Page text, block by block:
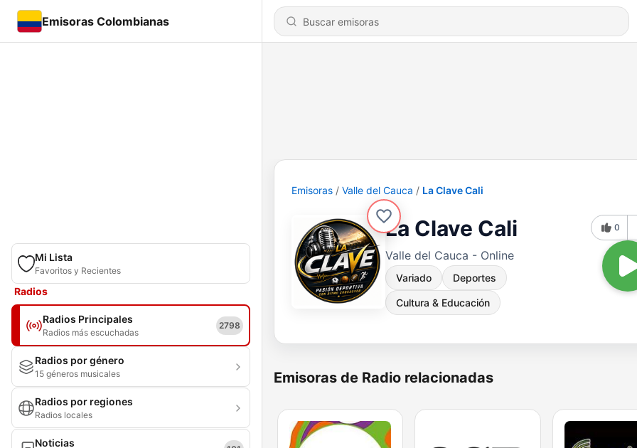
Emisoras Colombianas
Mi Lista
Favoritos y Recientes
Radios
Radios Principales
Radios más escuchadas
2798
Radios por género
15 géneros musicales
Radios por regiones
Radios locales
Noticias
Emisoras Valle del Cauca La Clave Cali
La Clave Cali
Valle del Cauca - Online
Variado Deportes
Cultura & Educación
0
Emisoras de Radio relacionadas